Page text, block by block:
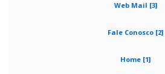
Web Mail [3]
Fale Conosco [2]
Home [1]